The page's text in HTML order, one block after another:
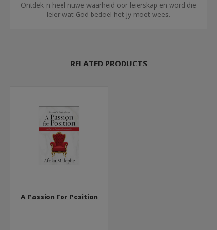
Ontdek ’n heel nuwe waarheid oor leierskap en word die
leier wat God bedoel het jy moet wees.
RELATED PRODUCTS
A Passion For Position